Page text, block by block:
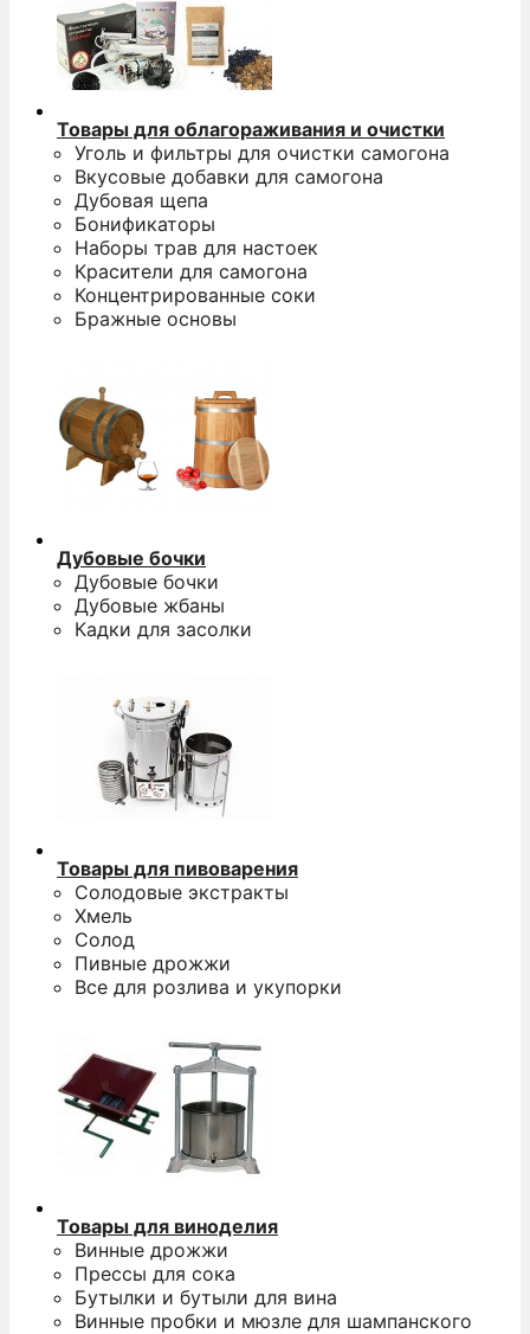
Товары для облагораживания и очистки
Уголь и фильтры для очистки самогона
Вкусовые добавки для самогона
Дубовая щепа
Бонификаторы
Наборы трав для настоек
Красители для самогона
Концентрированные соки
Бражные основы
Дубовые бочки
Дубовые бочки
Дубовые жбаны
Кадки для засолки
Товары для пивоварения
Солодовые экстракты
Хмель
Солод
Пивные дрожжи
Все для розлива и укупорки
Товары для виноделия
Винные дрожжи
Прессы для сока
Бутылки и бутыли для вина
Винные пробки и мюзле для шампанского